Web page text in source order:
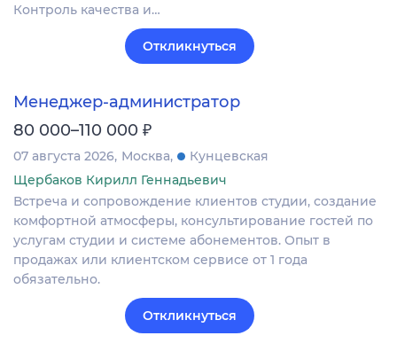
Контроль качества и…
Откликнуться
Менеджер-администратор
80 000–110 000 ₽
07 августа 2026 Москва
Кунцевская
Щербаков Кирилл Геннадьевич
Встреча и сопровождение клиентов студии, создание
комфортной атмосферы, консультирование гостей по
услугам студии и системе абонементов. Опыт в
продажах или клиентском сервисе от 1 года
обязательно.
Откликнуться